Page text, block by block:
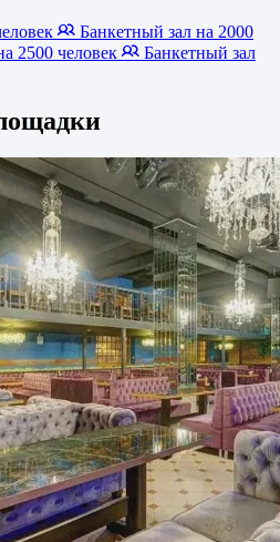
Банкетный зал на 2000
2500 человек
Банкетный зал